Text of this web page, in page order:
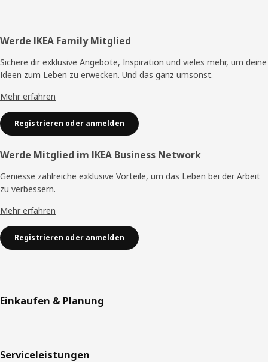
Fusszeile
Werde IKEA Family Mitglied
Sichere dir exklusive Angebote, Inspiration und vieles mehr, um deine
Ideen zum Leben zu erwecken. Und das ganz umsonst.
Mehr erfahren
Registrieren oder anmelden
Werde Mitglied im IKEA Business Network
Geniesse zahlreiche exklusive Vorteile, um das Leben bei der Arbeit
zu verbessern.
Mehr erfahren
Registrieren oder anmelden
Einkaufen & Planung
Serviceleistungen